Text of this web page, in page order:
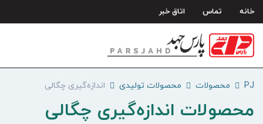
پرش
محتوا
خانه تماس اتاق خبر
PJ محصولات محصولات تولیدی اندازه‌گیری چگالی
محصولات اندازه‌گیری چگالی